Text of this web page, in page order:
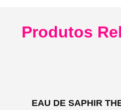
Produtos
EAU DE SAPHIR